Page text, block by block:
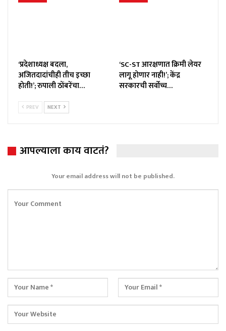
‘प्रदेशाध्यक्ष बदला,
अजितदादांचीही तीच इच्छा
होती!’; रुपाली ठोंबरेंचा…
‘SC-ST आरक्षणात क्रिमी लेयर
लागू होणार नाही!’; केंद्र
सरकारची सर्वोच्च…
PREV NEXT
आपल्याला काय वाटतं?
Your email address will not be published.